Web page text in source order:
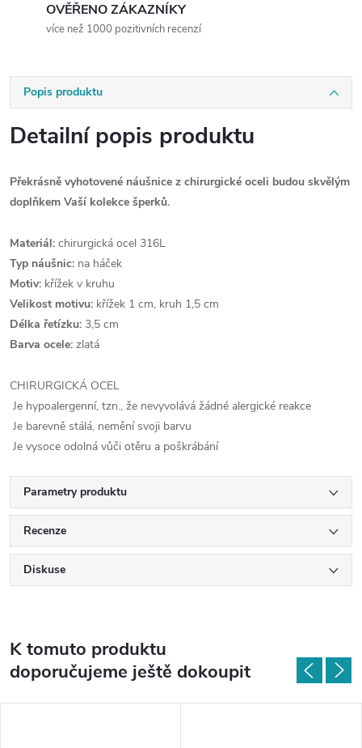
OVĚŘENO ZÁKAZNÍKY
více než 1000 pozitivních recenzí
Popis produktu
Detailní popis produktu
Překrásně vyhotovené náušnice z chirurgické oceli budou skvělým
doplňkem Vaší kolekce šperků.
Materiál: chirurgická ocel 316L
Typ náušnic: na háček
Motiv: křížek v kruhu
Velikost motivu: křížek 1 cm, kruh 1,5 cm
Délka řetízku: 3,5 cm
Barva ocele: zlatá
CHIRURGICKÁ OCEL
Je hypoalergenní, tzn., že nevyvolává žádné alergické reakce
Je barevně stálá, nemění svoji barvu
Je vysoce odolná vůči otěru a poškrábání
Parametry produktu
Recenze
Diskuse
K tomuto produktu
doporučujeme ještě dokoupit